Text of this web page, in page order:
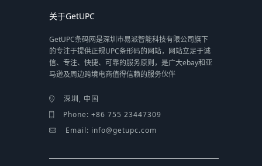
关于GetUPC
GetUPC条码网是深圳市易派智能科技有限公司旗下
的专注于提供正规UPC条形码的网站，网站立足于诚
信、专注、快捷、可靠的服务原则，是广大ebay和亚
马逊及周边跨境电商值得信赖的服务伙伴
深圳, 中国
Phone: +86 755 23447309
Email: info@getupc.com